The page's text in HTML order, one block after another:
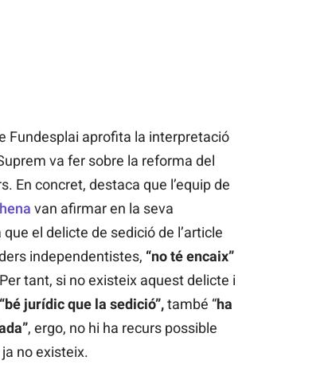
Fundesplai aprofita la interpretació
va fer sobre la reforma del
En concret, destaca que l’equip de
van afirmar en la seva
el delicte de sedició de l’article
independentistes, “no té encaix”
tant, si no existeix aquest delicte i
“bé jurídic que la sedició”,també “ha
, ergo, no hi ha recurs possible
no existeix.